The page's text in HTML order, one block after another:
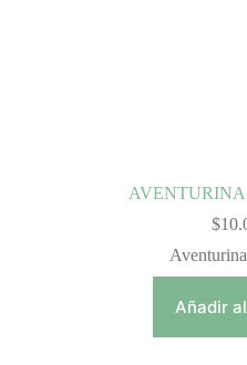
$
Aventurina
Añadir